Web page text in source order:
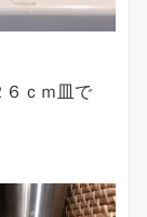
６ｃｍ皿で